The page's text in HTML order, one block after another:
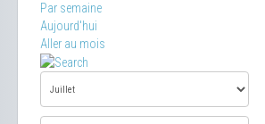
Par semaine
Aujourd'hui
Aller au mois